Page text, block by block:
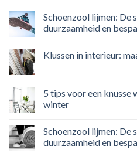
Schoenzool lijmen: De
duurzaamheid en
Klussen in interieur:
5 tips voor een knusse
winter
Schoenzool lijmen: De
duurzaamheid en